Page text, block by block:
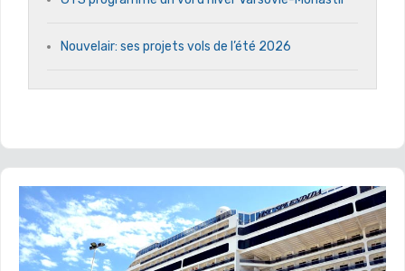
Nouvelair: ses projets vols de l’été 2026